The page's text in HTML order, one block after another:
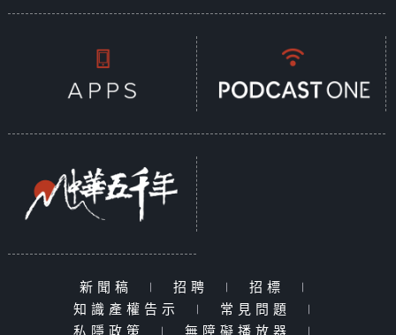
新聞稿 | 招聘 | 招標
|
知識產權告示
| 常見問題
|
私隱政策
| 無障礙播放器 |